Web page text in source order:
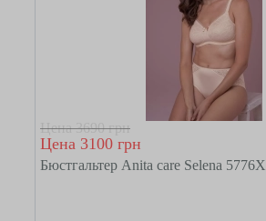
Цена 3690 грн
Цена 3100 грн
Бюстгальтер Anita care Selena 5776Х